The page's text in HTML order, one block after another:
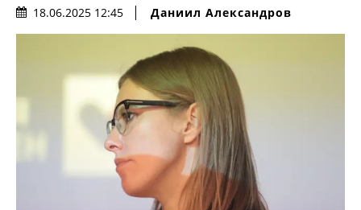
18.06.2025 12:45 Даниил Александров